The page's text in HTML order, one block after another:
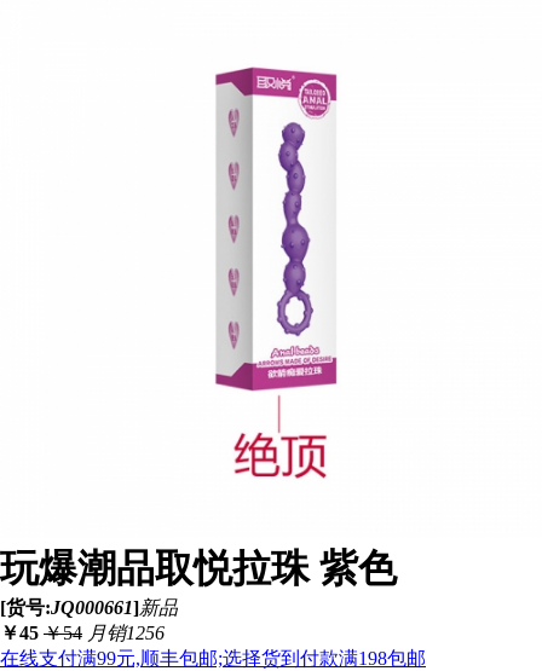
玩爆潮品取悦拉珠 紫色
[货号:JQ000661]新品
￥45 ￥54 月销1256
在线支付满99元,顺丰包邮;选择货到付款满198包邮